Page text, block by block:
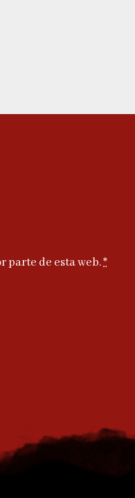
parte de esta web.*